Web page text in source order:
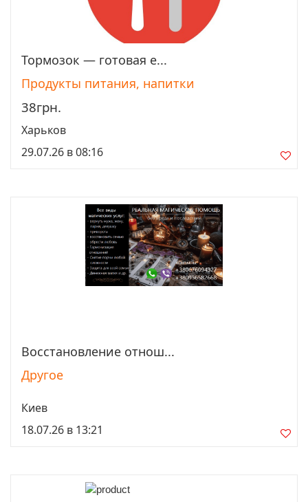
Просмотреть
Тормозок — готовая е...
Продукты питания, напитки
38грн.
Харьков
29.07.26 в 08:16
Просмотреть
Восстановление отнош...
Другое
Киев
18.07.26 в 13:21